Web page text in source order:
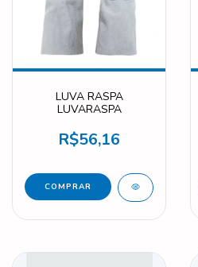
LUVA RASPA
LUVARASPA
R$56,16